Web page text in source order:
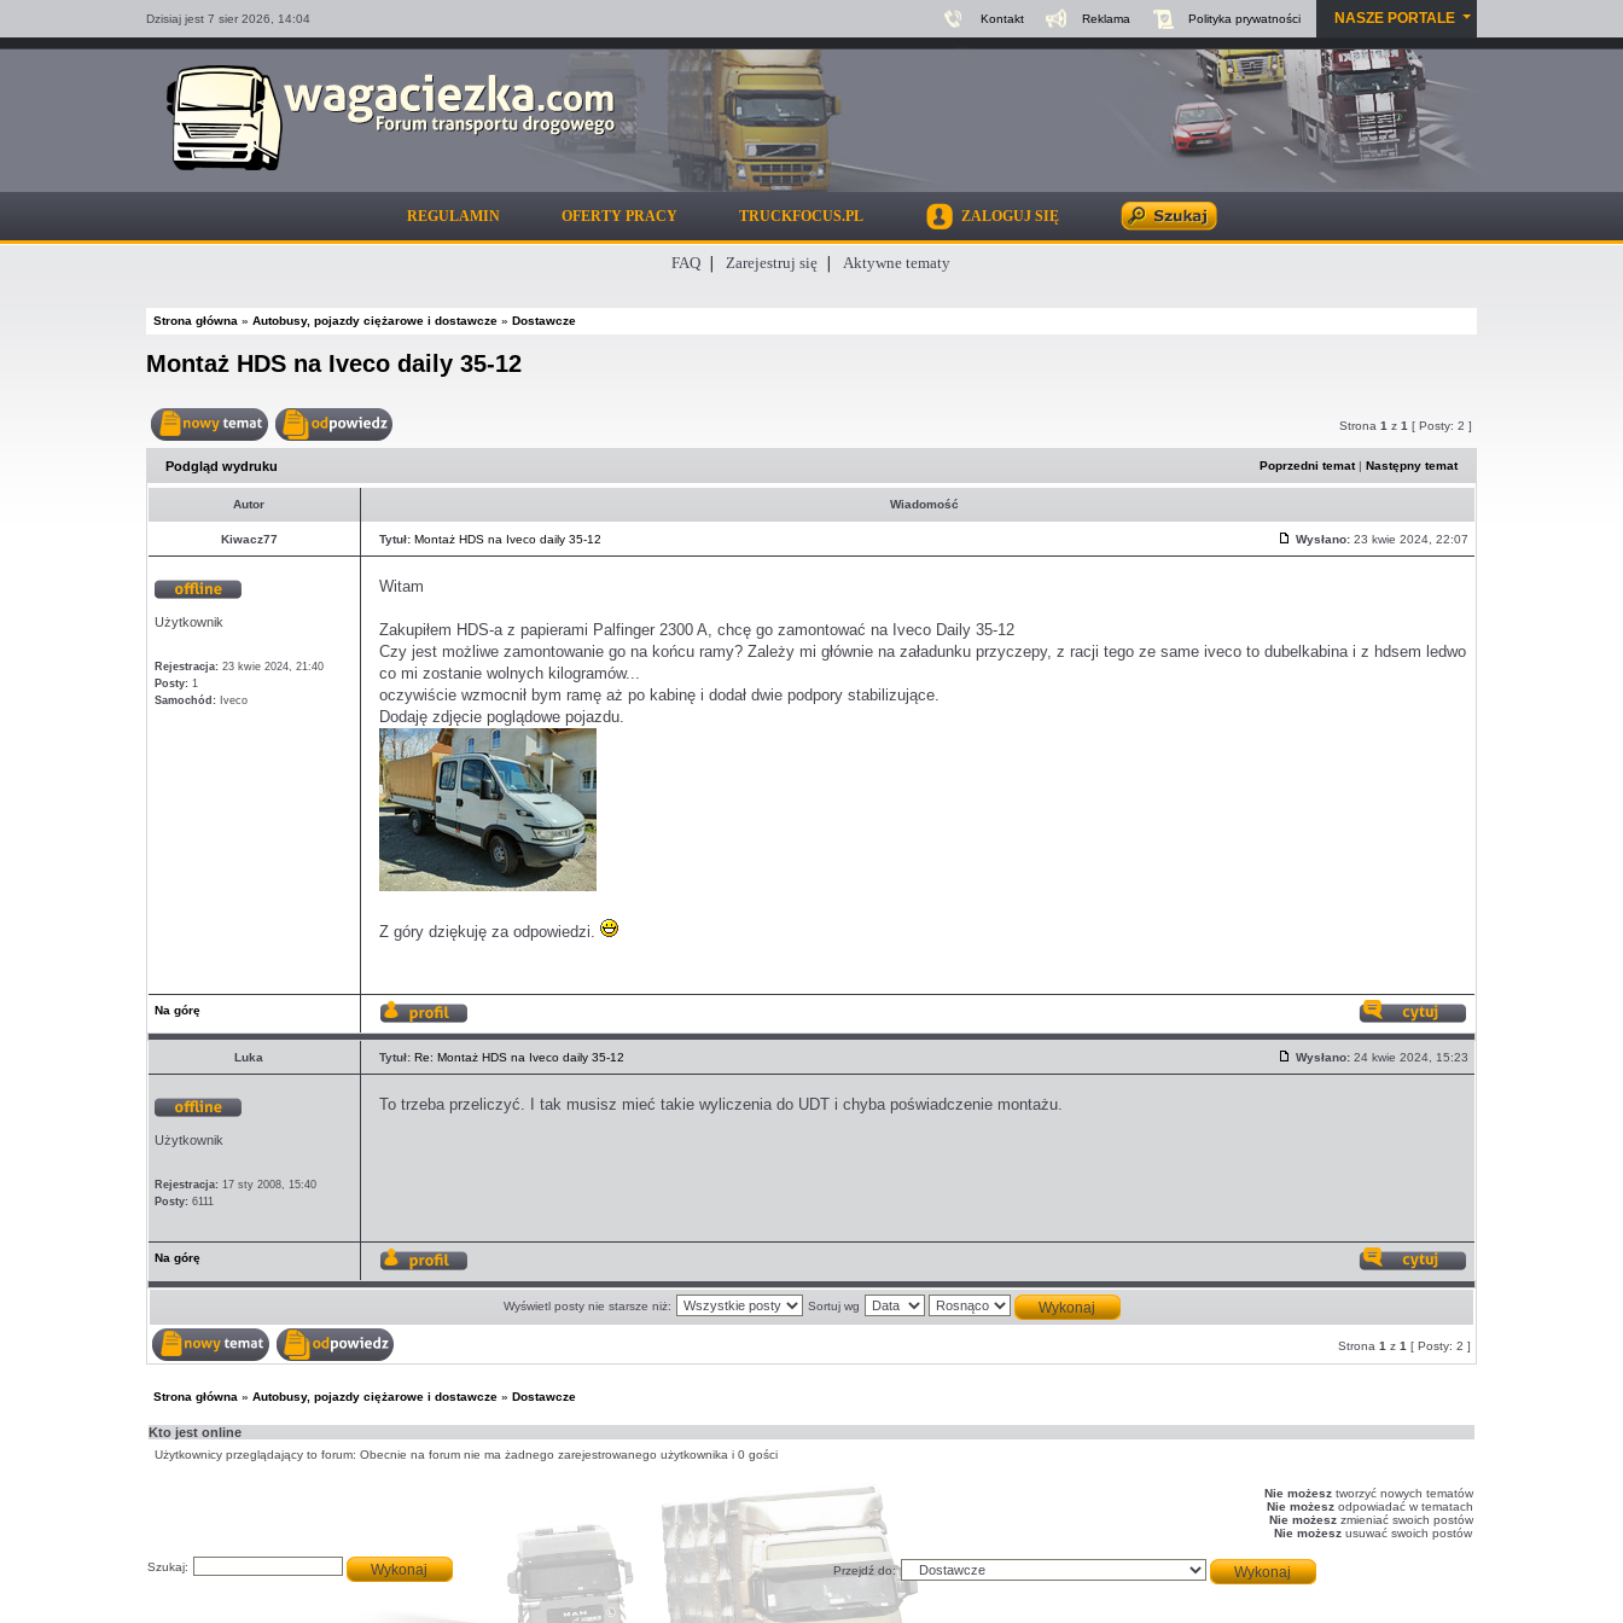
Dzisiaj jest 7 sier 2026, 14:04 Kontakt Reklama Polityka prywatności NASZE PORTALE
REGULAMIN OFERTY PRACY TRUCKFOCUS.PL ZALOGUJ SIĘ
FAQ Zarejestruj się Aktywne tematy
Strona główna » Autobusy, pojazdy ciężarowe i dostawcze » Dostawcze
Montaż HDS na Iveco daily 35-12
Nowy
Odpowiedz
Strona1 z1 [ Posty: 2 ]
Podgląd wydruku Poprzedni temat|Następny temat
Autor Wiadomość
Kiwacz77 Tytuł: Montaż HDS na Iveco daily 35-12
Post
Wysłano: 23 kwie 2024, 22:07
Użytkownik
Rejestracja: 23 kwie 2024, 21:40
Posty:1
Samochód:Iveco
Witam
Zakupiłem HDS-a z papierami Palfinger 2300 A, chcę go zamontować na Iveco Daily 35-12
Czy jest możliwe zamontowanie go na końcu ramy? Zależy mi głównie na załadunku przyczepy, z racji tego ze same iveco to dubelkabina i z hdsem ledwo
co mi zostanie wolnych kilogramów...
oczywiście wzmocnił bym ramę aż po kabinę i dodał dwie podpory stabilizujące.
Dodaję zdjęcie poglądowe pojazdu.
Z góry dziękuję za odpowiedzi.
Na górę
Wyświetl
profil
Odpowiedz
z
Luka Tytuł: Re: Montaż HDS na Iveco daily 35-12
Post
Wysłano: 24 kwie 2024, 15:23
Użytkownik
Rejestracja: 17 sty 2008, 15:40
Posty: 6111
To trzeba przeliczyć. I tak musisz mieć takie wyliczenia do UDT i chyba poświadczenie montażu.
Na górę
profil
Odpowiedz
z
Wyświetl posty nie starsze niż: Sortuj wg
Nowy
Odpowiedz
temacie
Strona1 z1 [ Posty: 2 ]
Strona główna » Autobusy, pojazdy ciężarowe i dostawcze » Dostawcze
Kto jest online
Użytkownicy przeglądający to forum: Obecnie na forum nie ma żadnego zarejestrowanego użytkownika i 0 gości
Nie możesztworzyć nowych tematów
Nie możeszodpowiadać w tematach
Nie możeszzmieniać swoich postów
Nie możeszusuwać swoich postów
Szukaj: Przejdź do: